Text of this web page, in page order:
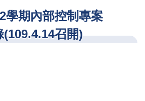
學期內部控制專案
召開)